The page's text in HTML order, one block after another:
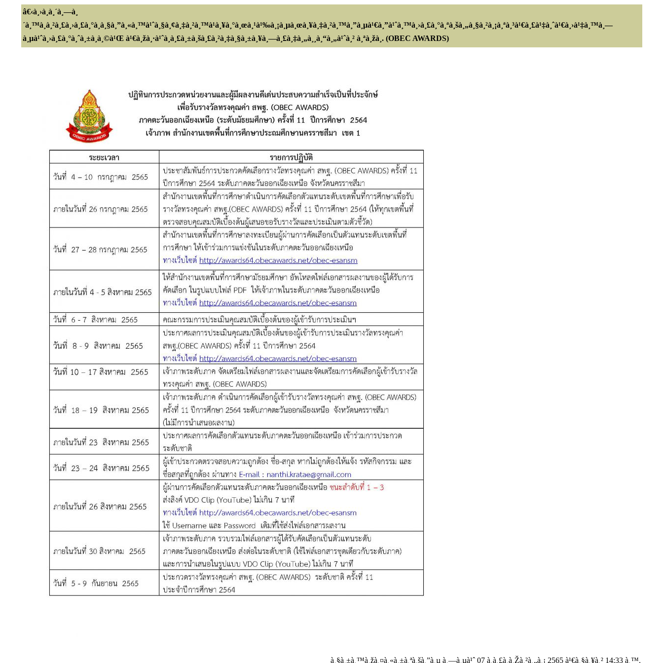
â€‹à¸›à¸à¸´à¸—à¸
´à¸™à¸à¸²à¸£à¸›à¸£à¸°à¸à¸§à¸”à¸«à¸™à¹ˆà¸§à¸¢à¸‡à¸²à¸™à¹à¸¥à¸°à¸œà¸¹à¹‰à¸¡à¸µà¸œà¸¥à¸‡à¸²à¸™à¸”à¸µà¹€à¸”à¹ˆà¸™à¸›à¸£à¸°à¸ªà¸šà¸„à¸§à¸²à¸¡à¸ªà¸³à¹€à¸£à¹‡à¸ˆà¹€à¸›à¹‡à¸™à¸—
à¸µà¹ˆà¸›à¸£à¸°à¸ˆà¸±à¸à¸©à¹Œ à¹€à¸žà¸·à¹ˆà¸­à¸£à¸±à¸šà¸£à¸²à¸‡à¸§à¸±à¸¥à¸—à¸£à¸‡à¸„à¸¸à¸“à¸„à¹ˆà¸² à¸ªà¸žà¸. (OBEC AWARDS)
à¸§à¸±à¸™à¸žà¸¤à¸«à¸±à¸ªà¸šà¸”à¸µ à¸—à¸µà¹ˆ 07 à¸à¸£à¸à¸Žà¸²à¸„à¸¡ 2565 à¹€à¸§à¸¥à¸² 14:33 à¸™.